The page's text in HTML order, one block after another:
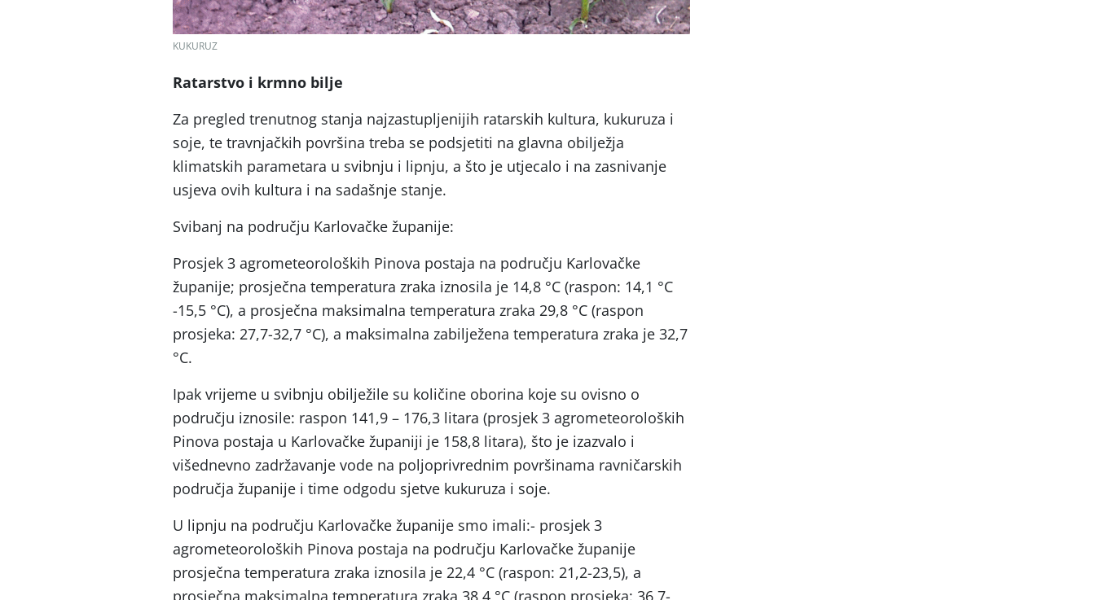
KUKURUZ
Ratarstvo i krmno bilje
Za pregled trenutnog stanja najzastupljenijih ratarskih kultura, kukuruza i
soje, te travnjačkih površina treba se podsjetiti na glavna obilježja
klimatskih parametara u svibnju i lipnju, a što je utjecalo i na zasnivanje
usjeva ovih kultura i na sadašnje stanje.
Svibanj na području Karlovačke županije:
Prosjek 3 agrometeoroloških Pinova postaja na području Karlovačke
županije; prosječna temperatura zraka iznosila je 14,8 °C (raspon: 14,1 °C
-15,5 °C), a prosječna maksimalna temperatura zraka 29,8 °C (raspon
prosjeka: 27,7-32,7 °C), a maksimalna zabilježena temperatura zraka je 32,7
°C.
Ipak vrijeme u svibnju obilježile su količine oborina koje su ovisno o
području iznosile: raspon 141,9 – 176,3 litara (prosjek 3 agrometeoroloških
Pinova postaja u Karlovačke županiji je 158,8 litara), što je izazvalo i
višednevno zadržavanje vode na poljoprivrednim površinama ravničarskih
područja županije i time odgodu sjetve kukuruza i soje.
U lipnju na području Karlovačke županije smo imali:- prosjek 3
agrometeoroloških Pinova postaja na području Karlovačke županije
prosječna temperatura zraka iznosila je 22,4 °C (raspon: 21,2-23,5), a
prosječna maksimalna temperatura zraka 38,4 °C (raspon prosjeka: 36,7-